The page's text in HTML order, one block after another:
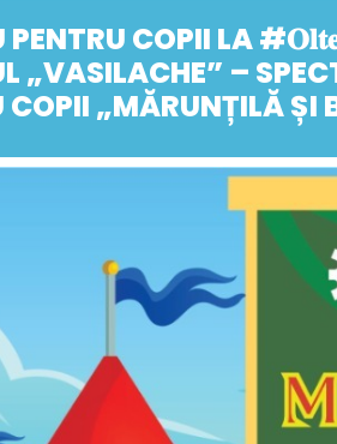
PENTRU COPII LA
„VASILACHE” –
COPII „MĂRUNȚILĂ